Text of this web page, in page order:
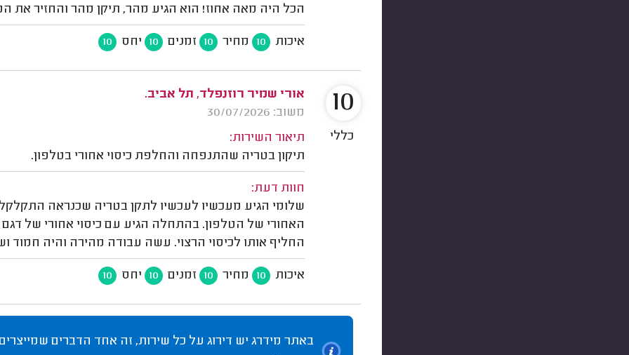
הכל היה מאה אחוז! הוא הגיע מהר, תיקן מהר והחזיר את
איכות 10 מחיר 10 זמנים 10 יחס 10
אורי שמיר רוזנפלד, תל אביב.
משוב: 30/07/2026
תיאור השירות:
תיקון בטריה שהתנפחה והחלפת כיסוי אחורי בטלפון.
חוות דעת:
שלומי הגיע מעכשיו לעכשיו לתקן בטריה שכנראה
האחורי של הטלפון. בהתחלה הגיע עם כיסוי אחורי של
החליף אותו לכיסוי הרצוי. עשה עבודה מהירה והיה חמוד
איכות 10 מחיר 10 זמנים 10 יחס 10
10
כללי
באתר מידרג יש דירוג על כל שירות, זה אחד הדברים